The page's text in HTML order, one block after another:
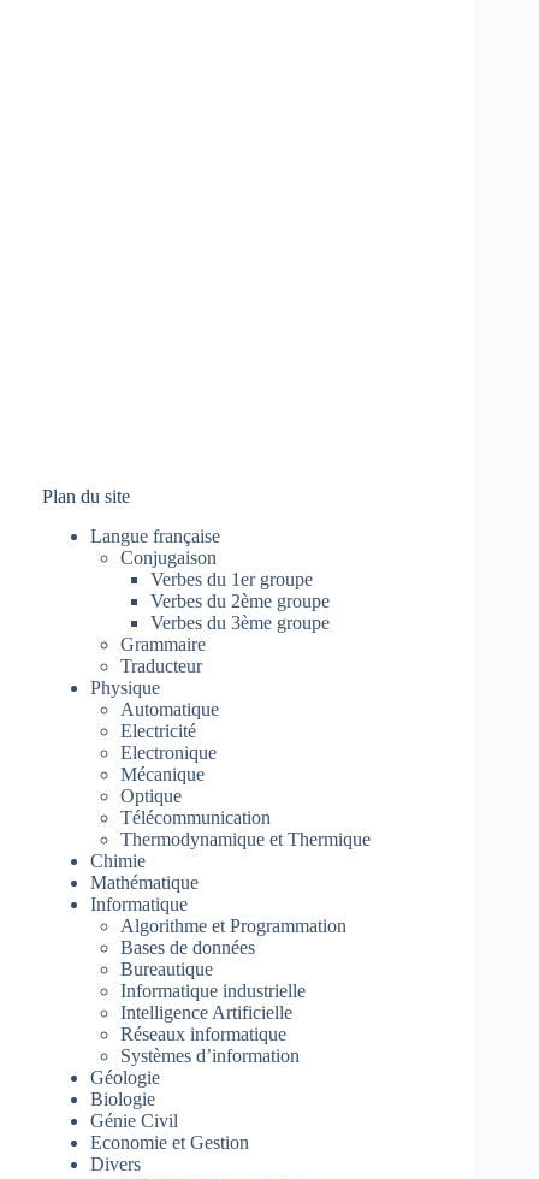
Plan du site
Langue française
Conjugaison
Verbes du 1er groupe
Verbes du 2ème groupe
Verbes du 3ème groupe
Grammaire
Traducteur
Physique
Automatique
Electricité
Electronique
Mécanique
Optique
Télécommunication
Thermodynamique et Thermique
Chimie
Mathématique
Informatique
Algorithme et Programmation
Bases de données
Bureautique
Informatique industrielle
Intelligence Artificielle
Réseaux informatique
Systèmes d’information
Géologie
Biologie
Génie Civil
Economie et Gestion
Divers